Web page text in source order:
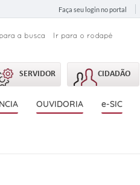
Faça seu login no portal
a busca Ir para o rodapé
SERVIDOR CIDADÃO
OUVIDORIA e-SIC